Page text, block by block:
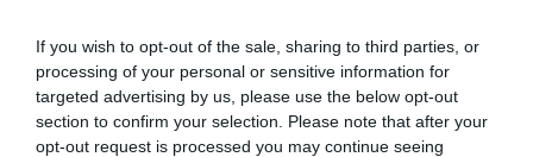
If you wish to opt-out of the sale, sharing to third parties, or
processing of your personal or sensitive information for
targeted advertising by us, please use the below opt-out
section to confirm your selection. Please note that after your
opt-out request is processed you may continue seeing
atribuir-se la representació de la petita i
microempresa a Catalunya", ha conclòs.